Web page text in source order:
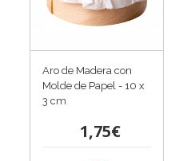
Aro de Madera con
Molde de Papel - 10 x
3 cm
1,75€